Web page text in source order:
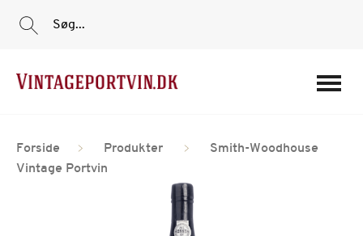
Søg...
Forside Produkter
Smith-Woodhouse
Vintage Portvin